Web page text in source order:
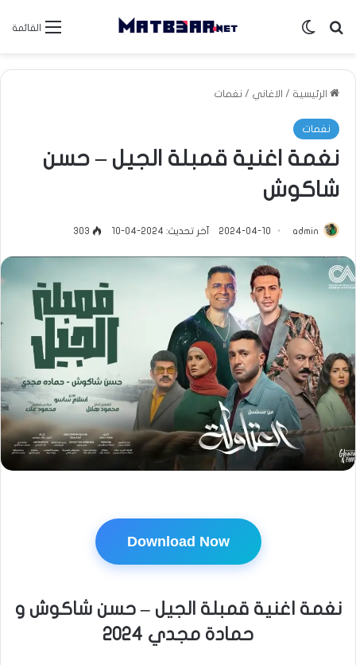
القائمة بحث عنالوضع المظلم
الرئيسية / الاغاني / نغمات
نغمات
نغمة اغنية قمبلة الجيل – حسن
شاكوش
admin
2024-04-10 آخر تحديث: 2024-04-10 303
Download Now
نغمة اغنية قمبلة الجيل – حسن شاكوش و
حمادة مجدي 2024